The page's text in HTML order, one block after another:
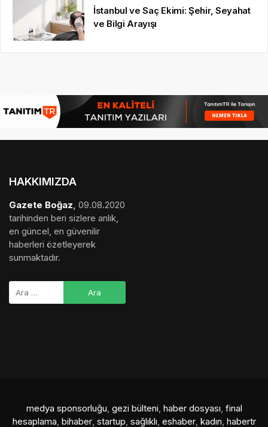
İstanbul ve Saç Ekimi: Şehir, Seyahat
ve Bilgi Arayışı
HAKKIMIZDA
Gazete Boğaz, 09.08.2020
tarihinden beri sizlere anlık,
en güncel, en güvenilir
haberleri özetleyerek
sunmaktadır.
medya sponsorluğu, gezi bülteni, haber dosyası, final
hesaplama, bihaber, startup, sağlıklı, eshaber, kadın, habertr